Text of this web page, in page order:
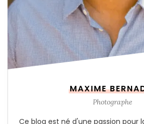
MAXIME
Photographe
Ce blog est né d'une passion pour